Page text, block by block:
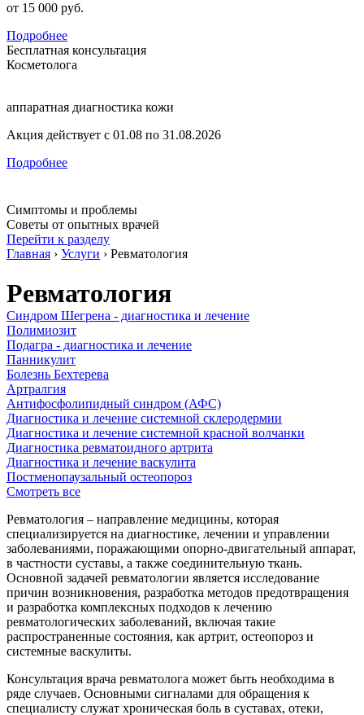
от 15 000 руб.
Подробнее
Бесплатная консультация
Косметолога
аппаратная диагностика кожи
Акция действует с 01.08 по 31.08.2026
Подробнее
Симптомы и проблемы
Советы от опытных врачей
Перейти к разделу
Главная › Услуги › Ревматология
Ревматология
Синдром Шегрена - диагностика и лечение
Полимиозит
Подагра - диагностика и лечение
Панникулит
Болезнь Бехтерева
Артралгия
Антифосфолипидный синдром (АФС)
Диагностика и лечение системной склеродермии
Диагностика и лечение системной красной волчанки
Диагностика ревматоидного артрита
Диагностика и лечение васкулита
Постменопаузальный остеопороз
Смотреть все
Ревматология – направление медицины, которая
специализируется на диагностике, лечении и управлении
заболеваниями, поражающими опорно-двигательный аппарат,
в частности суставы, а также соединительную ткань.
Основной задачей ревматологии является исследование
причин возникновения, разработка методов предотвращения
и разработка комплексных подходов к лечению
ревматологических заболеваний, включая такие
распространенные состояния, как артрит, остеопороз и
системные васкулиты.
Консультация врача ревматолога может быть необходима в
ряде случаев. Основными сигналами для обращения к
специалисту служат хроническая боль в суставах, отеки,